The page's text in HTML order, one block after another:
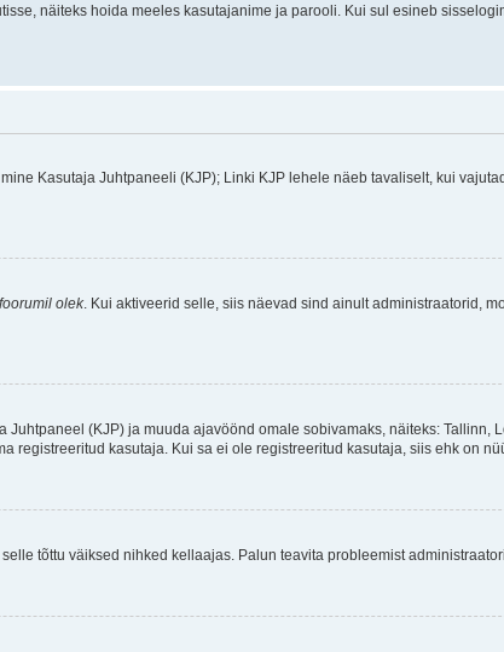
näiteks hoida meeles kasutajanime ja parooli. Kui sul esineb
Kasutaja Juhtpaneeli (KJP); Linki KJP lehele näeb tavaliselt, kui
olek. Kui aktiveerid selle, siis näevad sind ainult administraatorid,
(KJP) ja muuda ajavöönd omale sobivamaks, näiteks: Tallinn,
registreeritud kasutaja. Kui sa ei ole registreeritud kasutaja, siis ehk on
tõttu väiksed nihked kellaajas. Palun teavita probleemist